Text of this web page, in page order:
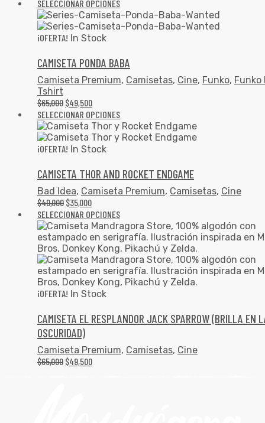
SELECCIONAR OPCIONES
¡OFERTA! In Stock
CAMISETA PONDA BABA
Camiseta Premium, Camisetas, Cine, Funko, Funko
Tshirt
$65,000 $49,500
SELECCIONAR OPCIONES
¡OFERTA! In Stock
CAMISETA THOR AND ROCKET ENDGAME
Bad Idea, Camiseta Premium, Camisetas, Cine
$40,000 $35,000
SELECCIONAR OPCIONES
¡OFERTA! In Stock
CAMISETA EL RESPLANDOR JACK SPARROW (BRILLA EN
OSCURIDAD)
Camiseta Premium, Camisetas, Cine
$65,000 $49,500